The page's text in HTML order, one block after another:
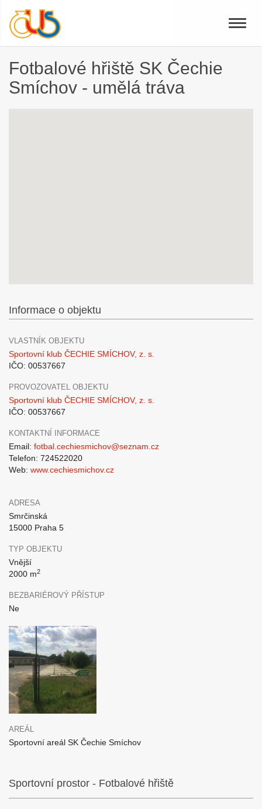
Toggle
Fotbalové hřiště SK Čechie
Smíchov - umělá tráva
Informace o objektu
VLASTNÍK OBJEKTU
Sportovní klub ČECHIE SMÍCHOV, z. s.
IČO: 00537667
PROVOZOVATEL OBJEKTU
Sportovní klub ČECHIE SMÍCHOV, z. s.
IČO: 00537667
KONTAKTNÍ INFORMACE
Email: fotbal.cechiesmichov@seznam.cz
Telefon: 724522020
Web: www.cechiesmichov.cz
ADRESA
Smrčinská
15000 Praha 5
TYP OBJEKTU
Vnější
2000 m2
BEZBARIÉROVÝ PŘÍSTUP
Ne
AREÁL
Sportovní areál SK Čechie Smíchov
Sportovní prostor - Fotbalové hřiště